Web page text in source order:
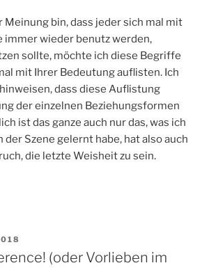
Meinung bin, dass jeder sich mal mit
immer wieder benutz werden,
sollte, möchte ich diese Begriffe
mit Ihrer Bedeutung auflisten. Ich
dass diese Auflistung
der einzelnen Beziehungsformen
ist das ganze auch nur das, was ich
der Szene gelernt habe, hat also auch
die letzte Weisheit zu sein.
(oder Vorlieben im